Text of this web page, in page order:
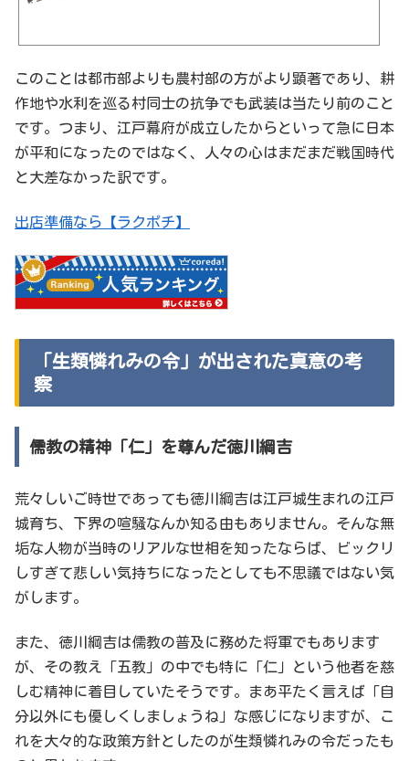
このことは都市部よりも農村部の方がより顕著であり、耕
作地や水利を巡る村同士の抗争でも武装は当たり前のこと
です。つまり、江戸幕府が成立したからといって急に日本
が平和になったのではなく、人々の心はまだまだ戦国時代
と大差なかった訳です。
出店準備なら【ラクポチ】
「生類憐れみの令」が出された真意の考
察
儒教の精神「仁」を尊んだ徳川綱吉
荒々しいご時世であっても徳川綱吉は江戸城生まれの江戸
城育ち、下界の喧騒なんか知る由もありません。そんな無
垢な人物が当時のリアルな世相を知ったならば、ビックリ
しすぎて悲しい気持ちになったとしても不思議ではない気
がします。
また、徳川綱吉は儒教の普及に務めた将軍でもあります
が、その教え「五教」の中でも特に「仁」という他者を慈
しむ精神に着目していたそうです。まあ平たく言えば「自
分以外にも優しくしましょうね」な感じになりますが、こ
れを大々的な政策方針としたのが生類憐れみの令だったも